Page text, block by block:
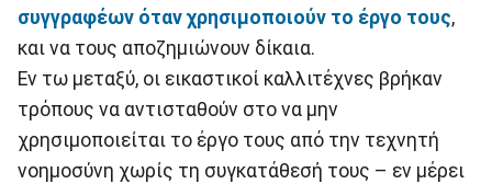
συγγραφέων όταν χρησιμοποιούν το έργο τους,
και να τους αποζημιώνουν δίκαια.
Εν τω μεταξύ, οι εικαστικοί καλλιτέχνες βρήκαν
τρόπους να αντισταθούν στο να μην
χρησιμοποιείται το έργο τους από την τεχνητή
νοημοσύνη χωρίς τη συγκατάθεσή τους – εν μέρει